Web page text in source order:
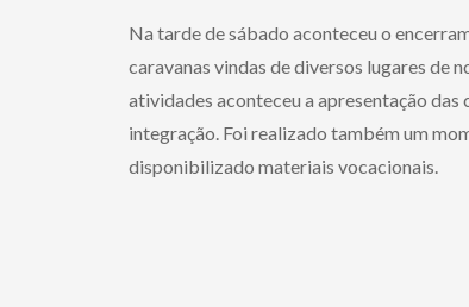
Na tarde de sábado aconteceu o
caravanas vindas de diversos lugares de
atividades aconteceu a apresentação das
integração. Foi realizado também um
disponibilizado materiais vocacionais.